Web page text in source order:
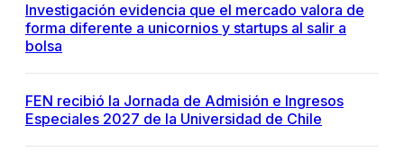
Investigación evidencia que el mercado valora de
forma diferente a unicornios y startups al salir a
bolsa
FEN recibió la Jornada de Admisión e Ingresos
Especiales 2027 de la Universidad de Chile